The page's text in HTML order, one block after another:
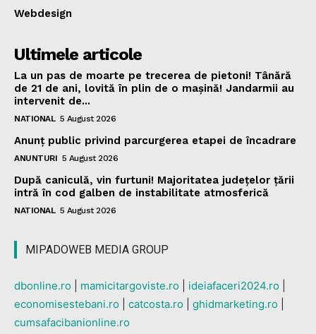
Webdesign
Ultimele articole
La un pas de moarte pe trecerea de pietoni! Tânără
de 21 de ani, lovită în plin de o mașină! Jandarmii au
intervenit de...
NATIONAL 5 August 2026
Anunț public privind parcurgerea etapei de încadrare
ANUNTURI 5 August 2026
După caniculă, vin furtuni! Majoritatea județelor țării
intră în cod galben de instabilitate atmosferică
NATIONAL 5 August 2026
MIPADOWEB MEDIA GROUP
dbonline.ro mamicitargoviste.ro ideiafaceri2024.ro
economisestebani.ro
catcosta.ro ghidmarketing.ro
cumsafacibanionline.ro